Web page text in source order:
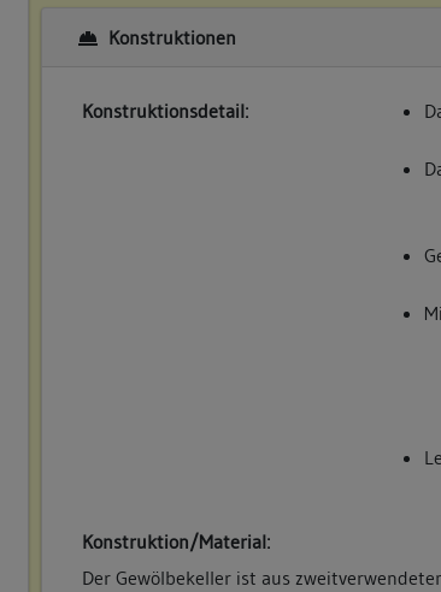
Konstruktionen
Konstruktionsdetail:
Konstruktion/Material:
Der Gewölbekeller ist aus